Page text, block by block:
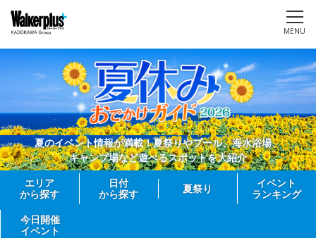
MENU
夏のイベント情報が満載！夏祭りやプール、海水浴場、
キャンプ場など遊べるスポットを大紹介
エリア
から探す
日付
から探す
夏祭り
イベント
ランキング
今日開催
イベント